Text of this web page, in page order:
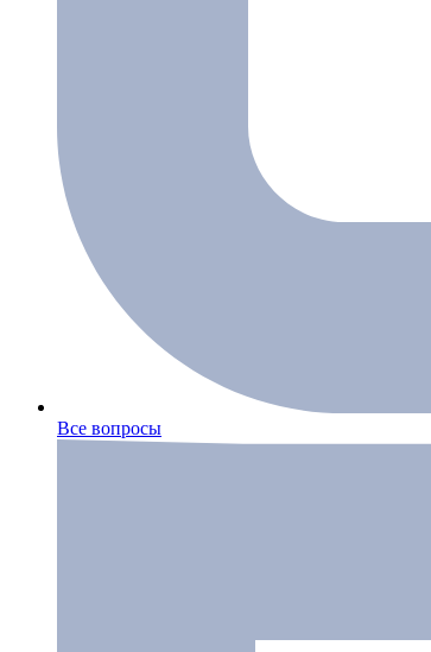
Все вопросы